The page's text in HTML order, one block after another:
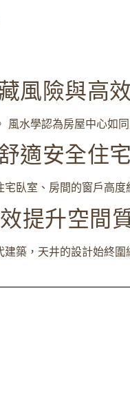
風險與高
風水學認為房屋中心如
適安全住
宅臥室、房間的窗戶高
提升空間
築，天井的設計始終